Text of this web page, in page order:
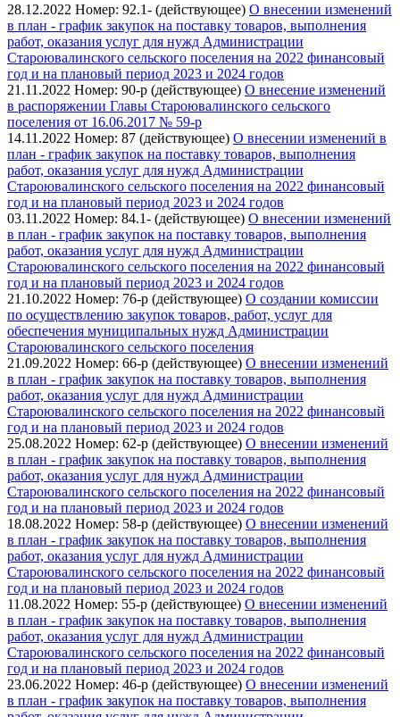
28.12.2022 Номер: 92.1- (действующее) О внесении изменений
в план - график закупок на поставку товаров, выполнения
работ, оказания услуг для нужд Администрации
Староювалинского сельского поселения на 2022 финансовый
год и на плановый период 2023 и 2024 годов
21.11.2022 Номер: 90-р (действующее) О внесение изменений
в распоряжении Главы Староювалинского сельского
поселения от 16.06.2017 № 59-р
14.11.2022 Номер: 87 (действующее) О внесении изменений в
план - график закупок на поставку товаров, выполнения
работ, оказания услуг для нужд Администрации
Староювалинского сельского поселения на 2022 финансовый
год и на плановый период 2023 и 2024 годов
03.11.2022 Номер: 84.1- (действующее) О внесении изменений
в план - график закупок на поставку товаров, выполнения
работ, оказания услуг для нужд Администрации
Староювалинского сельского поселения на 2022 финансовый
год и на плановый период 2023 и 2024 годов
21.10.2022 Номер: 76-р (действующее) О создании комиссии
по осуществлению закупок товаров, работ, услуг для
обеспечения муниципальных нужд Администрации
Староювалинского сельского поселения
21.09.2022 Номер: 66-р (действующее) О внесении изменений
в план - график закупок на поставку товаров, выполнения
работ, оказания услуг для нужд Администрации
Староювалинского сельского поселения на 2022 финансовый
год и на плановый период 2023 и 2024 годов
25.08.2022 Номер: 62-р (действующее) О внесении изменений
в план - график закупок на поставку товаров, выполнения
работ, оказания услуг для нужд Администрации
Староювалинского сельского поселения на 2022 финансовый
год и на плановый период 2023 и 2024 годов
18.08.2022 Номер: 58-р (действующее) О внесении изменений
в план - график закупок на поставку товаров, выполнения
работ, оказания услуг для нужд Администрации
Староювалинского сельского поселения на 2022 финансовый
год и на плановый период 2023 и 2024 годов
11.08.2022 Номер: 55-р (действующее) О внесении изменений
в план - график закупок на поставку товаров, выполнения
работ, оказания услуг для нужд Администрации
Староювалинского сельского поселения на 2022 финансовый
год и на плановый период 2023 и 2024 годов
23.06.2022 Номер: 46-р (действующее) О внесении изменений
в план - график закупок на поставку товаров, выполнения